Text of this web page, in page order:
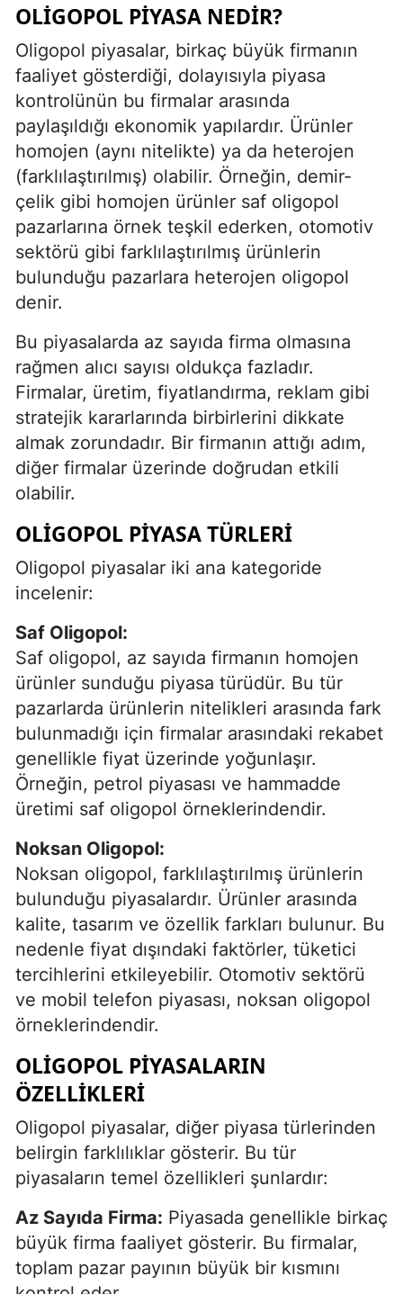
OLIGOPOL PIYASA NEDIR?
Oligopol piyasalar, birkaç büyük firmanın
faaliyet gösterdiği, dolayısıyla piyasa
kontrolünün bu firmalar arasında
paylaşıldığı ekonomik yapılardır. Ürünler
homojen (aynı nitelikte) ya da heterojen
(farklılaştırılmış) olabilir. Örneğin, demir-
çelik gibi homojen ürünler saf oligopol
pazarlarına örnek teşkil ederken, otomotiv
sektörü gibi farklılaştırılmış ürünlerin
bulunduğu pazarlara heterojen oligopol
denir.
Bu piyasalarda az sayıda firma olmasına
rağmen alıcı sayısı oldukça fazladır.
Firmalar, üretim, fiyatlandırma, reklam gibi
stratejik kararlarında birbirlerini dikkate
almak zorundadır. Bir firmanın attığı adım,
diğer firmalar üzerinde doğrudan etkili
olabilir.
OLIGOPOL PIYASA TÜRLERI
Oligopol piyasalar iki ana kategoride
incelenir:
Saf Oligopol:
Saf oligopol, az sayıda firmanın homojen
ürünler sunduğu piyasa türüdür. Bu tür
pazarlarda ürünlerin nitelikleri arasında fark
bulunmadığı için firmalar arasındaki rekabet
genellikle fiyat üzerinde yoğunlaşır.
Örneğin, petrol piyasası ve hammadde
üretimi saf oligopol örneklerindendir.
Noksan Oligopol:
Noksan oligopol, farklılaştırılmış ürünlerin
bulunduğu piyasalardır. Ürünler arasında
kalite, tasarım ve özellik farkları bulunur. Bu
nedenle fiyat dışındaki faktörler, tüketici
tercihlerini etkileyebilir. Otomotiv sektörü
ve mobil telefon piyasası, noksan oligopol
örneklerindendir.
OLIGOPOL PIYASALARIN
ÖZELLIKLERI
Oligopol piyasalar, diğer piyasa türlerinden
belirgin farklılıklar gösterir. Bu tür
piyasaların temel özellikleri şunlardır:
Az Sayıda Firma: Piyasada genellikle birkaç
büyük firma faaliyet gösterir. Bu firmalar,
toplam pazar payının büyük bir kısmını